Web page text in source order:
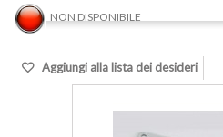
NON DISPONIBILE
Aggiungi alla lista dei desideri